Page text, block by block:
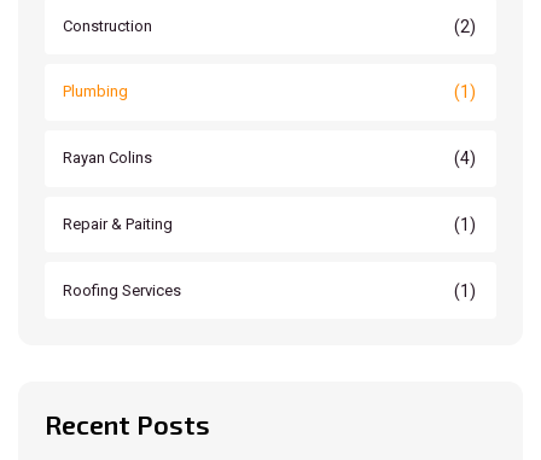
Construction (2)
Plumbing (1)
Rayan Colins (4)
Repair & Paiting (1)
Roofing Services (1)
Recent Posts